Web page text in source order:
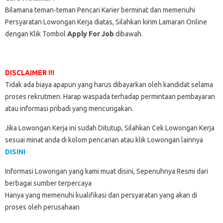
Bilamana teman-teman Pencari Karier berminat dan memenuhi
Persyaratan Lowongan Kerja diatas, Silahkan kirim Lamaran Online
dengan Klik Tombol Apply For Job dibawah.
DISCLAIMER !!!
Tidak ada biaya apapun yang harus dibayarkan oleh kandidat selama
proses rekrutmen. Harap waspada terhadap permintaan pembayaran
atau informasi pribadi yang mencurigakan.
Jika Lowongan Kerja ini sudah Ditutup, Silahkan Cek Lowongan Kerja
sesuai minat anda di kolom pencarian atau klik Lowongan lainnya
DISINI
Informasi Lowongan yang kami muat disini, Sepenuhnya Resmi dari
berbagai sumber terpercaya
Hanya yang memenuhi kualifikasi dan persyaratan yang akan di
proses oleh perusahaan